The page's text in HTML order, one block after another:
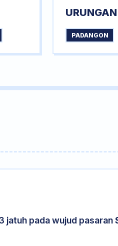
URUNGAN
PADANGON
jatuh pada wujud pasaran